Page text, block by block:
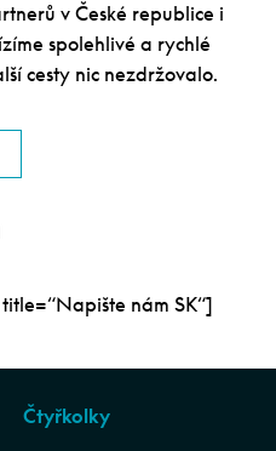
v České republice i
spolehlivé a rychlé
cesty nic nezdržovalo.
nám SK“]
Čtyřkolky